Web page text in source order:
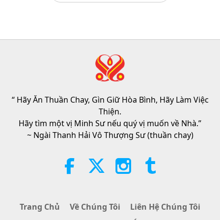
3:40
VEG TREND NEWS FROM
June 2026 - Part 2 of 2
Tiết Mục Ngắn 2026-08-08 314Lượt Xem
38:08
There Is No Need to Be Afraid of
“ Hãy Ăn Thuần Chay, Gìn Giữ Hòa Bình, Hãy Làm Việc
Thiện.
Hãy tìm một vị Minh Sư nếu quý vị muốn về Nhà.”
~ Ngài Thanh Hải Vô Thượng Sư (thuần chay)
Trang Chủ Về Chúng Tôi
Liên Hệ Chúng Tôi